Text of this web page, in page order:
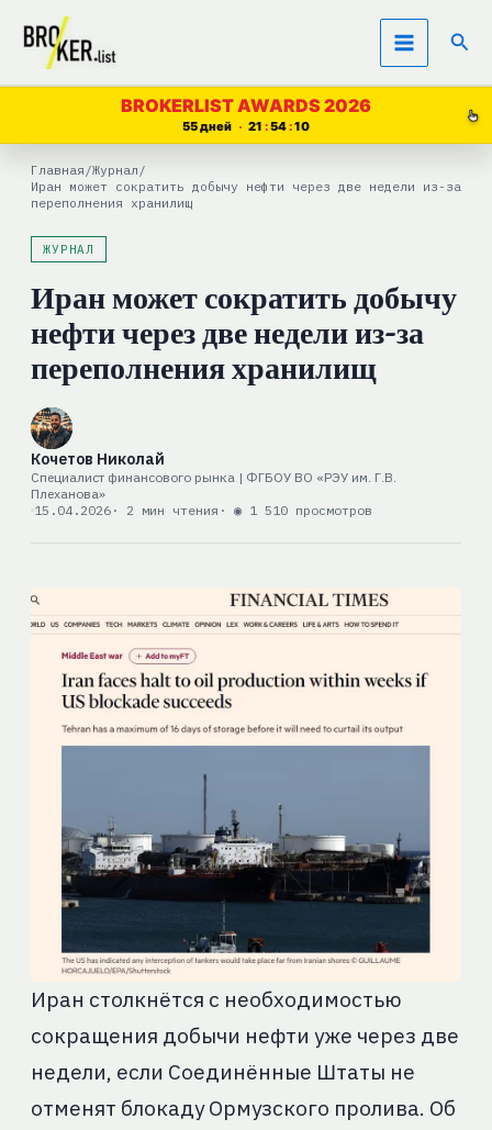
Перейти
содержимому
BROKERLIST AWARDS 2026
55 дней 21 54 09
Главная /Журнал /
Иран может сократить добычу нефти через две недели из-за
переполнения хранилищ
ЖУРНАЛ
Иран может сократить добычу
нефти через две недели из-за
переполнения хранилищ
Кочетов Николай
Специалист финансового рынка | ФГБОУ ВО «РЭУ им. Г.В.
Плеханова»
15.04.2026· 2 мин чтения · ◉ 1 510 просмотров
Иран столкнётся с необходимостью
сокращения добычи нефти уже через две
недели, если Соединённые Штаты не
отменят блокаду Ормузского пролива. Об